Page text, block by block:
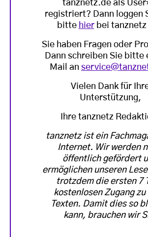
tanznetz.de als
registriert? Dann loggen
bitte hierbei tanznetz
Sie haben Fragen oder
Dann schreiben Sie bitte
Mail an
Vielen Dank für
Unterstützung,
Ihre tanznetz
tanznetz ist ein
Internet. Wir werden
öffentlich gefördert
ermöglichen unseren
trotzdem die ersten 7
kostenlosen Zugang zu
Texten. Damit dies so
kann, brauchen wir